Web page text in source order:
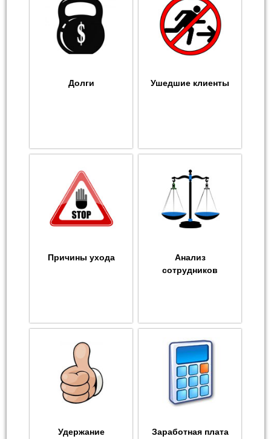
Долги Ушедшие клиенты
Причины ухода
Анализ
сотрудников
Удержание
Заработная плата